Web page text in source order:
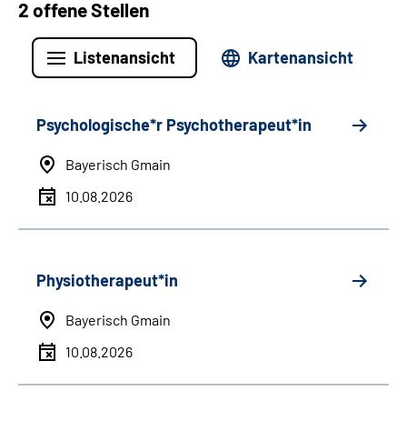
2 offene Stellen
Listenansicht Kartenansicht
Psychologische*r Psychotherapeut*in
Bayerisch Gmain
10.08.2026
Physiotherapeut*in
Bayerisch Gmain
10.08.2026